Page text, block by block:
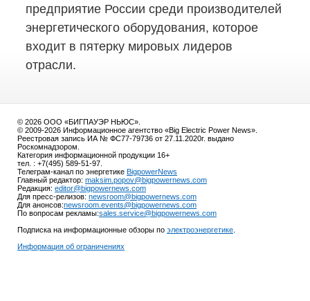
предприятие России среди производителей
энергетического оборудования, которое
входит в пятерку мировых лидеров
отрасли.
© 2026 ООО «БИГПАУЭР НЬЮС».
© 2009-2026 Информационное агентство «Big Electric Power News».
Реестровая запись ИА № ФС77-79736 от 27.11.2020г. выдано
Роскомнадзором.
Категория информационной продукции 16+
тел. : +7(495) 589-51-97.
Телеграм-канал по энергетике BigpowerNews
Главный редактор: maksim.popov@bigpowernews.com
Редакция: editor@bigpowernews.com
Для пресс-релизов: newsroom@bigpowernews.com
Для анонсов:newsroom.events@bigpowernews.com
По вопросам рекламы:sales.service@bigpowernews.com
Подписка на информационные обзоры по электроэнергетике
Информация об ограничениях